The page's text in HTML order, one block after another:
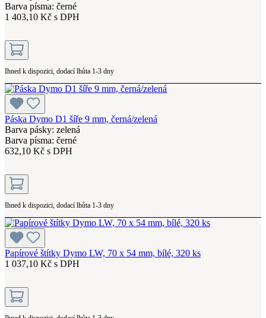
Barva písma: černé
1 403,10 Kč s DPH
Ihned k dispozici, dodací lhůta 1-3 dny
Páska Dymo D1 šíře 9 mm, černá/zelená
Barva pásky: zelená
Barva písma: černé
632,10 Kč s DPH
Ihned k dispozici, dodací lhůta 1-3 dny
Papírové štítky Dymo LW, 70 x 54 mm, bílé, 320 ks
1 037,10 Kč s DPH